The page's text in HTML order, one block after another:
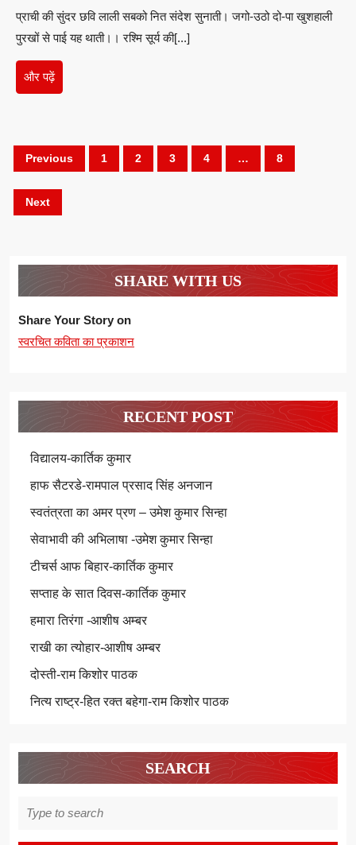
देव
प्राची की सुंदर छवि लाली सबको नित संदेश सुनाती। जगो-उठो दो-पा खुशहाली
पुरखों से पाई यह थाती।। रश्मि सूर्य की[...]
और पढ़ेंऔर
पढ़ें
Posts
pagination
Previous 1 2 3 4 … 8
Next
SHARE WITH US
Share Your Story on
स्वरचित कविता का प्रकाशन
RECENT POST
विद्यालय-कार्तिक कुमार
हाफ सैटरडे-रामपाल प्रसाद सिंह अनजान
स्वतंत्रता का अमर प्रण – उमेश कुमार सिन्हा
सेवाभावी की अभिलाषा -उमेश कुमार सिन्हा
टीचर्स आफ बिहार-कार्तिक कुमार
सप्ताह के सात दिवस-कार्तिक कुमार
हमारा तिरंगा -आशीष अम्बर
राखी का त्योहार-आशीष अम्बर
दोस्ती-राम किशोर पाठक
नित्य राष्ट्र-हित रक्त बहेगा-राम किशोर पाठक
SEARCH
for: